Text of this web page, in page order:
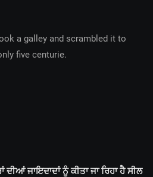
a galley and scrambled it to
five centurie.
ਦੀਆਂ ਜਾਇਦਾਦਾਂ ਨੂੰ ਕੀਤਾ ਜਾ ਰਿਹਾ ਹੈ ਸੀਲ